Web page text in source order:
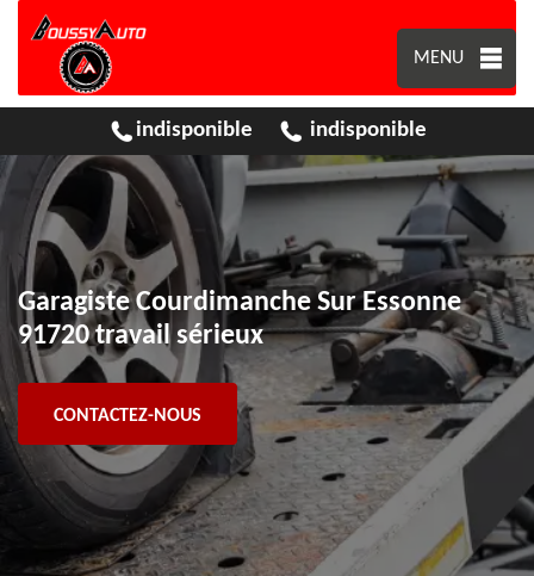
MENU
indisponible indisponible
Garagiste Courdimanche Sur Essonne
91720 travail sérieux
CONTACTEZ-NOUS